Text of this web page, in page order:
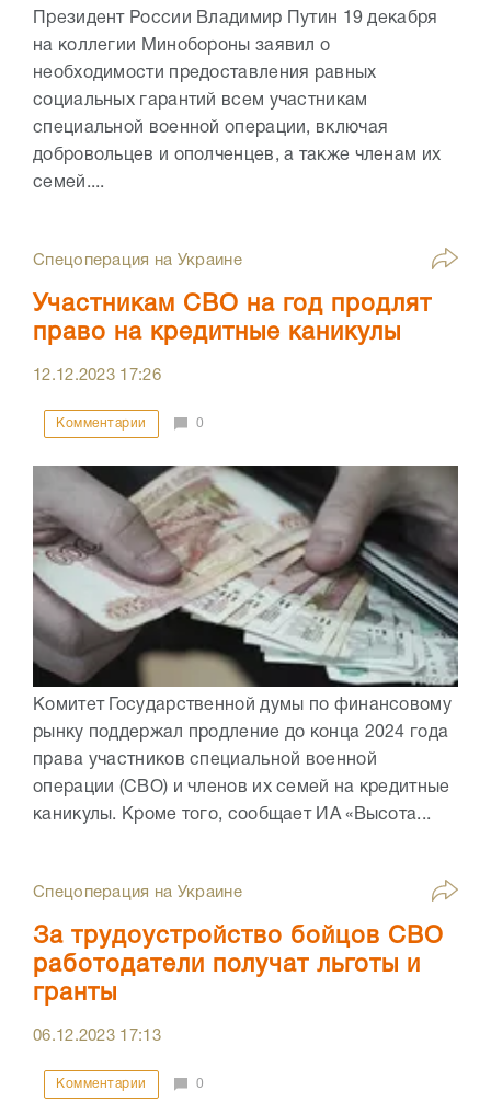
Президент России Владимир Путин 19 декабря
на коллегии Минобороны заявил о
необходимости предоставления равных
социальных гарантий всем участникам
специальной военной операции, включая
добровольцев и ополченцев, а также членам их
семей....
Спецоперация на Украине
Участникам СВО на год продлят
право на кредитные каникулы
12.12.2023 17:26
Комментарии 0
Комитет Государственной думы по финансовому
рынку поддержал продление до конца 2024 года
права участников специальной военной
операции (СВО) и членов их семей на кредитные
каникулы. Кроме того, сообщает ИА «Высота...
Спецоперация на Украине
За трудоустройство бойцов СВО
работодатели получат льготы и
гранты
06.12.2023 17:13
Комментарии 0